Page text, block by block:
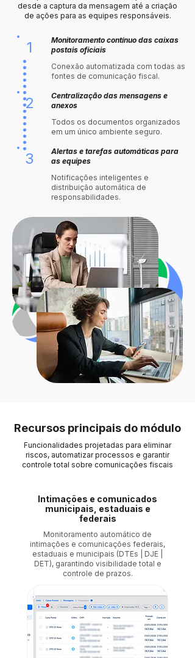
desde a captura da mensagem até a criação
de ações para as equipes responsáveis.
1
Monitoramento contínuo das caixas
postais oficiais
Conexão automatizada com todas as
fontes de comunicação fiscal.
2
Centralização das mensagens e
anexos
Todos os documentos organizados
em um único ambiente seguro.
3
Alertas e tarefas automáticas para
as equipes
Notificações inteligentes e
distribuição automática de
responsabilidades.
Recursos principais do módulo
Funcionalidades projetadas para eliminar
riscos, automatizar processos e garantir
controle total sobre comunicações fiscais
Intimações e comunicados
municipais, estaduais e
federais
Monitoramento automático de
intimações e comunicações federais,
estaduais e municipais (DTEs | DJE |
DET), garantindo visibilidade total e
controle de prazos.